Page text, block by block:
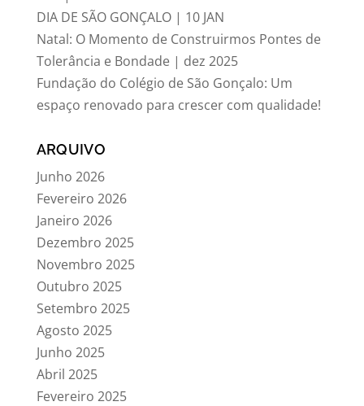
DIA DE SÃO GONÇALO | 10 JAN
Natal: O Momento de Construirmos Pontes de
Tolerância e Bondade | dez 2025
Fundação do Colégio de São Gonçalo: Um
espaço renovado para crescer com qualidade!
ARQUIVO
Junho 2026
Fevereiro 2026
Janeiro 2026
Dezembro 2025
Novembro 2025
Outubro 2025
Setembro 2025
Agosto 2025
Junho 2025
Abril 2025
Fevereiro 2025